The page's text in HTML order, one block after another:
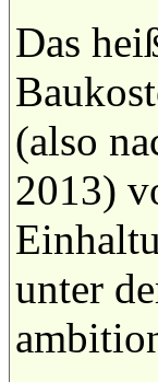
Das
(also
2013)
unter